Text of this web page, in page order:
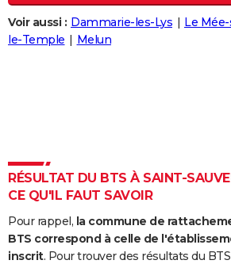
Destinations
City break
Voyage nature
Voyage de noces
Forum
Climat
+
PHOTO
Dictionnaire
Biographies
Citations
Expressions
Proverbes
PROGRAMME TV
S'inscrire
Se connecter
Lycées
Collèges
Primaires
Universités
Entreprises
Service militaire
Avis de recherche
AVIS DE DÉCÈS
Voir aussi : Dammarie-les-Lys Le
le-Temple
Melun
RÉSULTAT DU BTS À SAINT-
CE QU'IL FAUT SAVOIR
Pour rappel, la commune de
BTS correspond à celle de
inscrit. Pour trouver des résultats du